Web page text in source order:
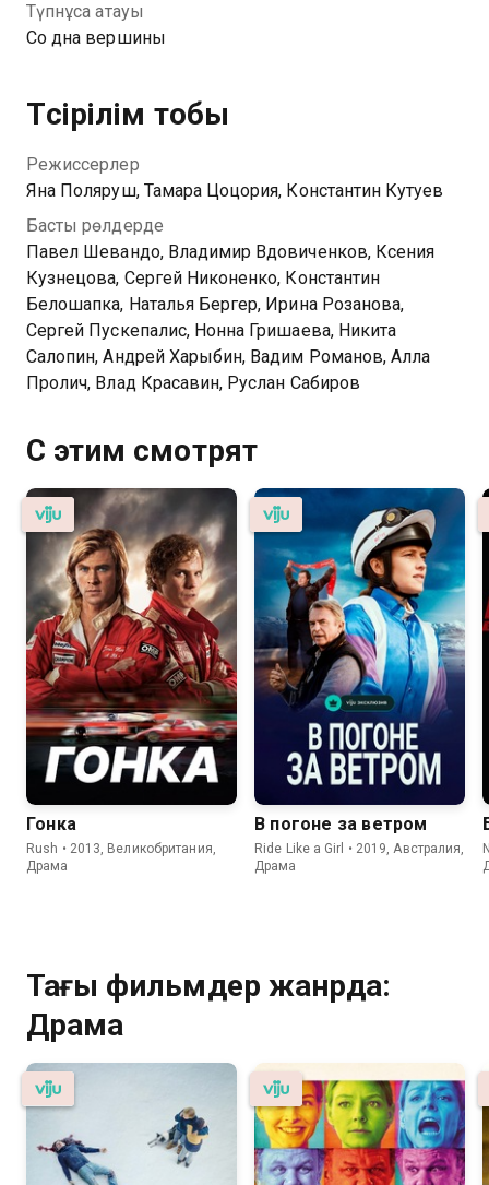
Түпнұсқа атауы
Со дна вершины
Түсірілім тобы
Режиссерлер
Яна Поляруш, Тамара Цоцория, Константин Кутуев
Басты рөлдерде
Павел Шевандо, Владимир Вдовиченков, Ксения
Кузнецова, Сергей Никоненко, Константин
Белошапка, Наталья Бергер, Ирина Розанова,
Сергей Пускепалис, Нонна Гришаева, Никита
Салопин, Андрей Харыбин, Вадим Романов, Алла
Пролич, Влад Красавин, Руслан Сабиров
С этим смотрят
Гонка
Rush • 2013, Великобритания,
Драма
В погоне за ветром
Ride Like a Girl • 2019, Австралия,
Драма
Тағы фильмдер жанрда:
Драма